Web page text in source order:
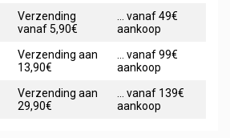
Verzending
vanaf 5,90€
... vanaf 49€
aankoop
Verzending aan
13,90€
... vanaf 99€
aankoop
Verzending aan
29,90€
... vanaf 139€
aankoop